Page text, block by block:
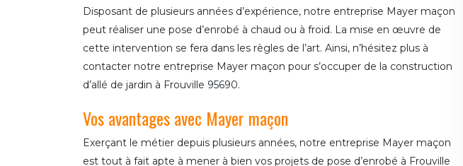
Disposant de plusieurs années d’expérience, notre entreprise Mayer maçon
peut réaliser une pose d’enrobé à chaud ou à froid. La mise en œuvre de
cette intervention se fera dans les règles de l’art. Ainsi, n’hésitez plus à
contacter notre entreprise Mayer maçon pour s’occuper de la construction
d’allé de jardin à Frouville 95690.
Vos avantages avec Mayer maçon
Exerçant le métier depuis plusieurs années, notre entreprise Mayer maçon
est tout à fait apte à mener à bien vos projets de pose d’enrobé à Frouville